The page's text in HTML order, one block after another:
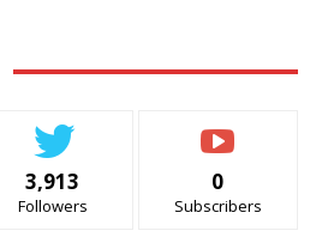
3,913
Followers
0
Subscribers